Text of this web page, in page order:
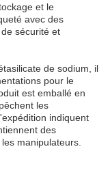
et le
avec des
sécurité et
de sodium, il
pour le
est emballé en
les
indiquent
des
manipulateurs.